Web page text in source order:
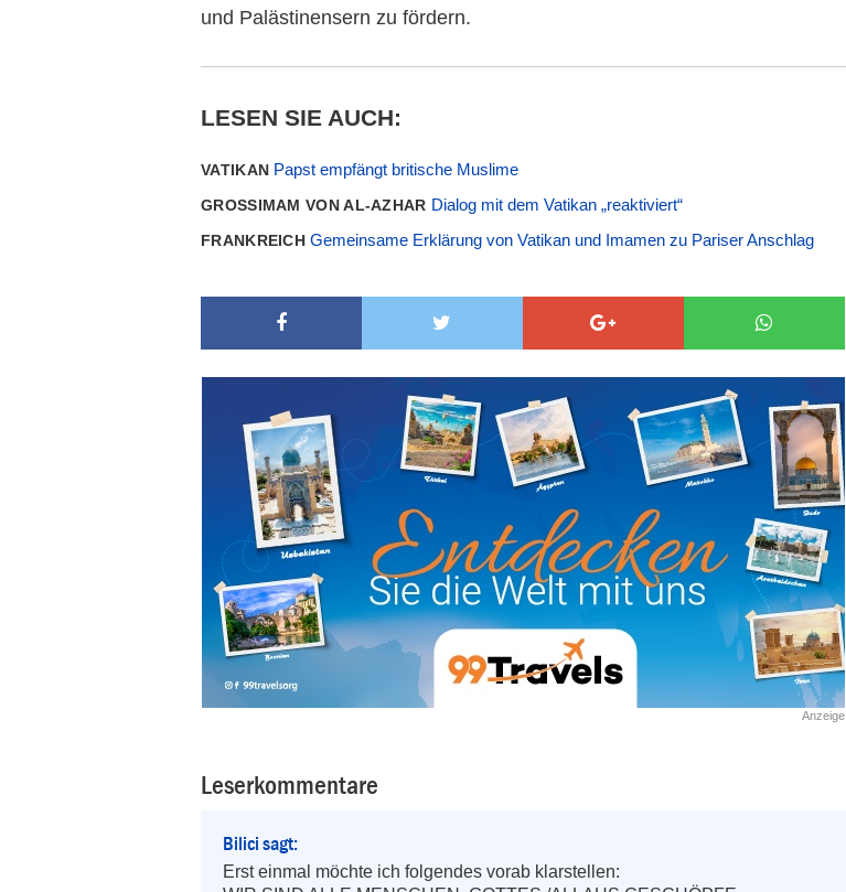
und Palästinensern zu fördern.
LESEN SIE AUCH:
VATIKAN Papst empfängt britische Muslime
GROSSIMAM VON AL-AZHAR Dialog mit dem Vatikan „reaktiviert“
FRANKREICHGemeinsame Erklärung von Vatikan und Imamen zu Pariser Anschlag
Anzeige
Leserkommentare
Bilici sagt:
Erst einmal möchte ich folgendes vorab klarstellen: